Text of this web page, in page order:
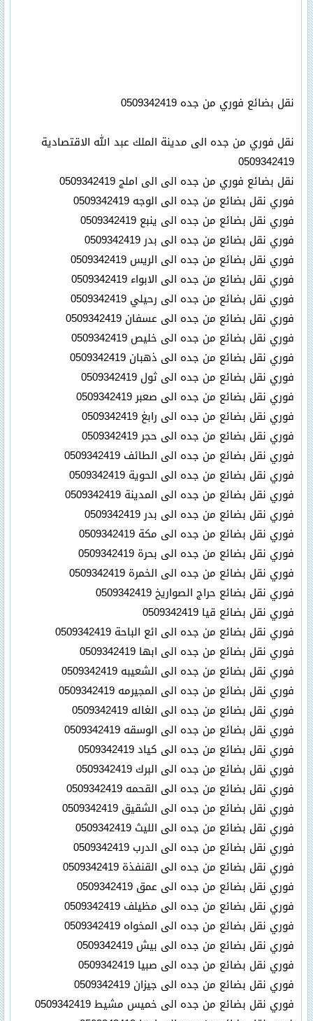
نقل بضائع فوري من جده 0509342419
نقل فوري من جده الى مدينة الملك عبد الله الاقتصادية
0509342419
نقل بضائع فوري من جده الى الى املج 0509342419
فوري نقل بضائع من جده الى الوجه 0509342419
فوري نقل بضائع من جده الى ينبع 0509342419
فوري نقل بضائع من جده الى بدر 0509342419
فوري نقل بضائع من جده الى الريس 0509342419
فوري نقل بضائع من جده الى الابواء 0509342419
فوري نقل بضائع من جده الى رحيلي 0509342419
فوري نقل بضائع من جده الى عسفان 0509342419
فوري نقل بضائع من جده الى خليص 0509342419
فوري نقل بضائع من جده الى ذهبان 0509342419
فوري نقل بضائع من جده الى ثول 0509342419
فوري نقل بضائع من جده الى صعبر 0509342419
فوري نقل بضائع من جده الى رابغ 0509342419
فوري نقل بضائع من جده الى حجر 0509342419
فوري نقل بضائع من جده الى الطائف 0509342419
فوري نقل بضائع من جده الى الحوية 0509342419
فوري نقل بضائع من جده الى المدينة 0509342419
فوري نقل بضائع من جده الى بدر 0509342419
فوري نقل بضائع من جده الى مكة 0509342419
فوري نقل بضائع من جده الى بحرة 0509342419
فوري نقل بضائع من جده الى الخمرة 0509342419
فوري نقل بضائع حراج الصواريخ 0509342419
فوري نقل بضائع قيا 0509342419
فوري نقل بضائع من جده الى ائع الباحة 0509342419
فوري نقل بضائع من جده الى ابها 0509342419
فوري نقل بضائع من جده الى الشعيبه 0509342419
فوري نقل بضائع من جده الى المجيرمه 0509342419
فوري نقل بضائع من جده الى الغاله 0509342419
فوري نقل بضائع من جده الى الوسقه 0509342419
فوري نقل بضائع من جده الى كياد 0509342419
فوري نقل بضائع من جده الى البرك 0509342419
فوري نقل بضائع من جده الى القحمه 0509342419
فوري نقل بضائع من جده الى الشقيق 0509342419
فوري نقل بضائع من جده الى الليث 0509342419
فوري نقل بضائع من جده الى الدرب 0509342419
فوري نقل بضائع من جده الى القنفذة 0509342419
فوري نقل بضائع من جده الى عمق 0509342419
فوري نقل بضائع من جده الى مظيلف 0509342419
فوري نقل بضائع من جده الى المخواه 0509342419
فوري نقل بضائع من جده الى بيش 0509342419
فوري نقل بضائع من جده الى صبيا 0509342419
فوري نقل بضائع من جده الى جيزان 0509342419
فوري نقل بضائع من جده الى خميس مشيط 0509342419